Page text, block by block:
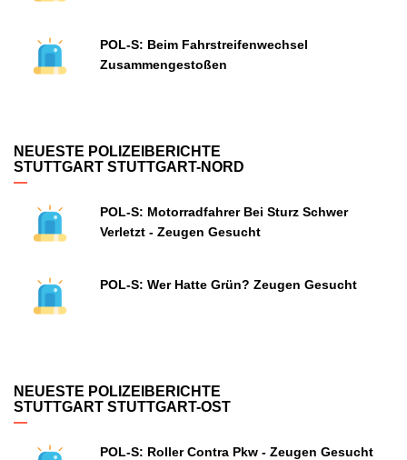
POL-S: Beim Fahrstreifenwechsel
Zusammengestoßen
NEUESTE POLIZEIBERICHTE
STUTTGART STUTTGART-NORD
POL-S: Motorradfahrer Bei Sturz Schwer
Verletzt - Zeugen Gesucht
POL-S: Wer Hatte Grün? Zeugen Gesucht
NEUESTE POLIZEIBERICHTE
STUTTGART STUTTGART-OST
POL-S: Roller Contra Pkw - Zeugen Gesucht